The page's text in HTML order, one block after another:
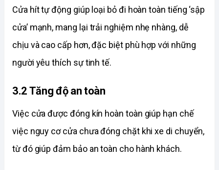
Cửa hít tự động giúp loại bỏ đi hoàn toàn tiếng ‘sập
cửa’ mạnh, mang lại trải nghiệm nhẹ nhàng, dễ
chịu và cao cấp hơn, đặc biệt phù hợp với những
người yêu thích sự tinh tế.
3.2 Tăng độ an toàn
Việc cửa được đóng kín hoàn toàn giúp hạn chế
việc nguy cơ cửa chưa đóng chặt khi xe di chuyển,
từ đó giúp đảm bảo an toàn cho hành khách.